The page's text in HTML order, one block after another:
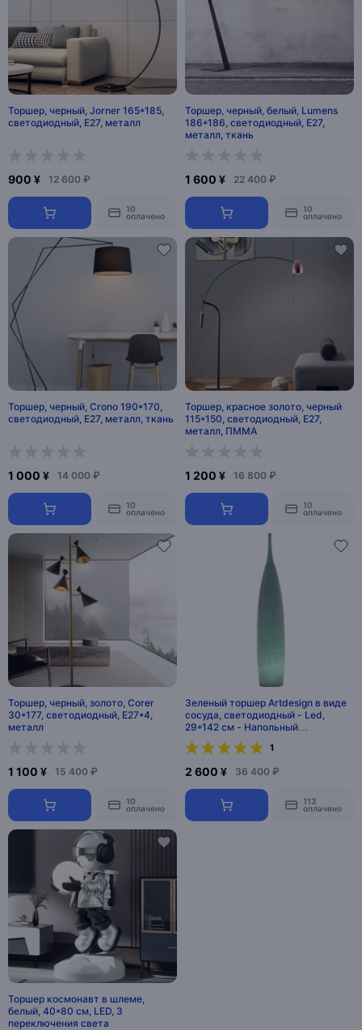
Торшер, черный, Jorner 165*185,
светодиодный, E27, металл
900 ¥ 12 600 ₽
10
оплачено
Торшер, черный, белый, Lumens
186*186, светодиодный, E27,
металл, ткань
1 600 ¥ 22 400 ₽
10
оплачено
Торшер, черный, Crono 190*170,
светодиодный, E27, металл, ткань
1 000 ¥ 14 000 ₽
10
оплачено
Торшер, красное золото, черный
115*150, светодиодный, E27,
металл, ПММА
1 200 ¥ 16 800 ₽
10
оплачено
Торшер, черный, золото, Corer
30*177, светодиодный, E27*4,
металл
1 100 ¥ 15 400 ₽
10
оплачено
Зеленый торшер Artdesign в виде
сосуда, светодиодный - Led,
29*142 см - Напольный
светильник
1
2 600 ¥ 36 400 ₽
113
оплачено
Торшер космонавт в шлеме,
белый, 40*80 см, LED, 3
переключения света